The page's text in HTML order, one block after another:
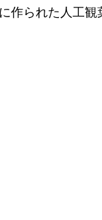
作られた人工